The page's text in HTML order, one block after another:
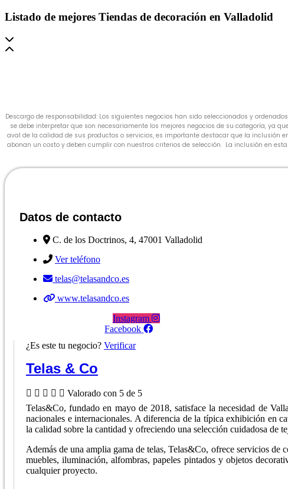
Listado de mejores Tiendas de decoración en Valladolid
Descargo de responsabilidad: Los siguientes negocios han sido seleccionados y
se debe interpretar que son necesariamente los mejores negocios de su categoría, ya
aval de la calidad de sus productos o servicios, es importante destacar que la inclusión
abonan un costo y deben cumplir con nuestros criterios de selección. La inclusión en
Datos de contacto
C. de los Doctrinos, 4, 47001 Valladolid
Ver teléfono
telas@telasandco.es
www.telasandco.es
Instagram
Facebook
¿Es este tu negocio? Verificar
Telas & Co
     Valorado con 5 de 5
Telas&Co, fundado en mayo de 2018, satisface la necesidad de
nacionales e internacionales. A diferencia de la típica exhibición en
la calidad sobre la cantidad y ofreciendo una selección cuidadosa de
Además de una amplia gama de telas, Telas&Co, ofrece servicios
muebles, iluminación, alfombras, papeles pintados y objetos
cualquier proyecto.